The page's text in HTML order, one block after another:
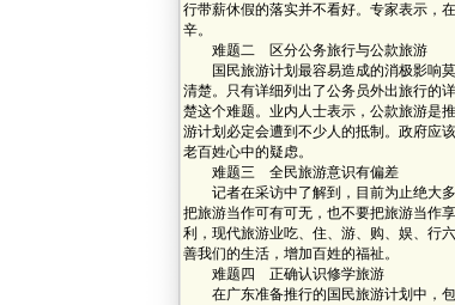
行带薪休假的落实并不看好。专家表示，
辛。
难题二 区分公务旅行与公款旅游
国民旅游计划最容易造成的消极影响莫
清楚。只有详细列出了公务员外出旅行的
楚这个难题。业内人士表示，公款旅游是
游计划必定会遭到不少人的抵制。政府应
老百姓心中的疑虑。
难题三 全民旅游意识有偏差
记者在采访中了解到，目前为止绝大多
把旅游当作可有可无，也不要把旅游当作
利，现代旅游业吃、住、游、购、娱、行
善我们的生活，增加百姓的福祉。
难题四 正确认识修学旅游
在广东准备推行的国民旅游计划中，包